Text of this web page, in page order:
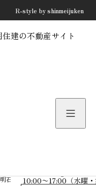
最近見た物件
物件を探す
10:00〜17:00（水曜
R-style by shinmeijuken
建の不動産サイト
明石魚住 8階 中古マンション